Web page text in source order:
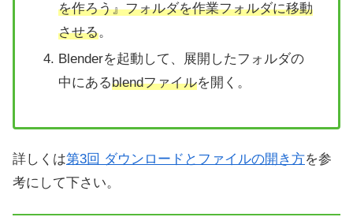
を作ろう』フォルダを作業フォルダに移動
させる。
Blenderを起動して、展開したフォルダの
中にあるblendファイルを開く。
詳しくは第3回 ダウンロードとファイルの開き方を参
考にして下さい。